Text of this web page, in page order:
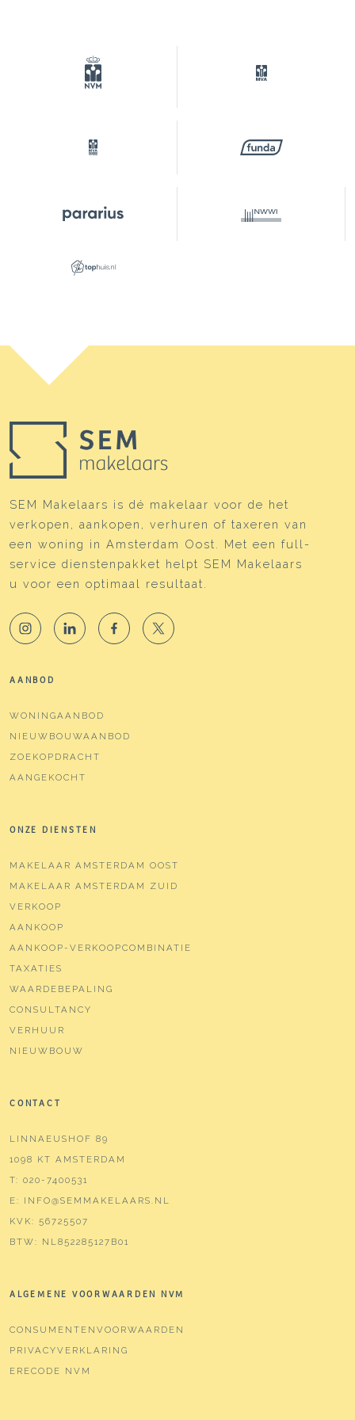
SEM Makelaars is dé makelaar voor de het
verkopen, aankopen, verhuren of taxeren van
een woning in Amsterdam Oost. Met een full-
service dienstenpakket helpt SEM Makelaars
u voor een optimaal resultaat.
AANBOD
WONINGAANBOD
NIEUWBOUWAANBOD
ZOEKOPDRACHT
AANGEKOCHT
ONZE DIENSTEN
MAKELAAR AMSTERDAM OOST
MAKELAAR AMSTERDAM ZUID
VERKOOP
AANKOOP
AANKOOP-VERKOOPCOMBINATIE
TAXATIES
WAARDEBEPALING
CONSULTANCY
VERHUUR
NIEUWBOUW
CONTACT
LINNAEUSHOF 89
1098 KT AMSTERDAM
T: 020-7400531
E: INFO@SEMMAKELAARS.NL
KVK: 56725507
BTW: NL852285127B01
ALGEMENE VOORWAARDEN NVM
CONSUMENTENVOORWAARDEN
PRIVACYVERKLARING
ERECODE NVM